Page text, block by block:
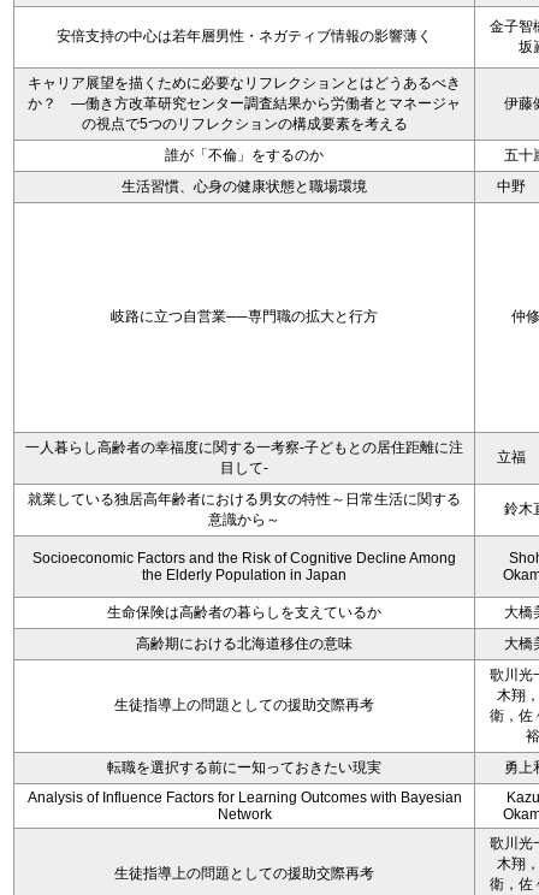
安倍支持の中心は若年層男性・ネガティブ情報の影響薄く
金子智
坂
キャリア展望を描くために必要なリフレクションとはどうあるべき
か？ ―働き方改革研究センター調査結果から労働者とマネージャ
の視点で5つのリフレクションの構成要素を考える
伊藤
誰が「不倫」をするのか
五十
生活習慣、心身の健康状態と職場環境
中野
岐路に立つ自営業──専門職の拡大と行方 仲
一人暮らし高齢者の幸福度に関する一考察‐子どもとの居住距離に注
目して‐
立福
就業している独居高年齢者における男女の特性～日常生活に関する
意識から～
鈴木
Socioeconomic Factors and the Risk of Cognitive Decline Among
the Elderly Population in Japan
生命保険は高齢者の暮らしを支えているか
大橋
高齢期における北海道移住の意味
大橋
生徒指導上の問題としての援助交際再考
歌川光
木翔
衛，佐
裕
転職を選択する前にー知っておきたい現実
勇上
Analysis of Influence Factors for Learning Outcomes with Bayesian
Network
生徒指導上の問題としての援助交際再考
歌川光
木翔
衛，佐